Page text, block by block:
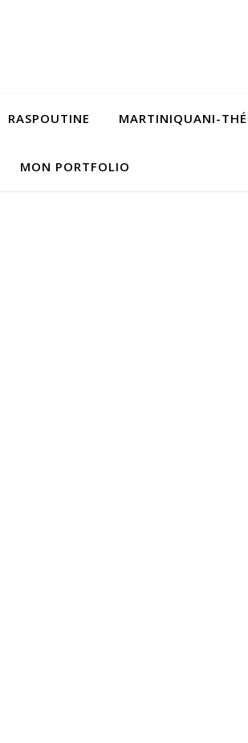
RASPOUTINE MARTINIQUANI-THÉ
MON PORTFOLIO